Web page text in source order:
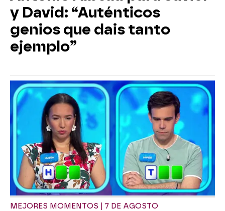
y David: “Auténticos
genios que dais tanto
ejemplo”
MEJORES MOMENTOS | 7 DE AGOSTO